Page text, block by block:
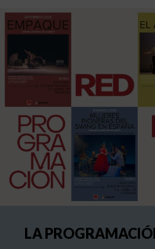
LA